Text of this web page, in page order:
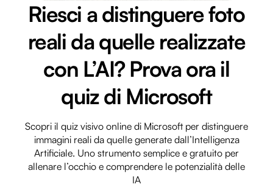
Riesci a distinguere foto
reali da quelle realizzate
con L’AI? Prova ora il
quiz di Microsoft
Scopri il quiz visivo online di Microsoft per distinguere
immagini reali da quelle generate dall’Intelligenza
Artificiale. Uno strumento semplice e gratuito per
allenare l’occhio e comprendere le potenzialità delle
IA